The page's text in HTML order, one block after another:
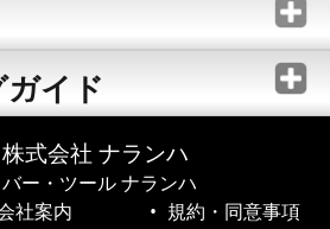
イド
株式会社 ナランハ
バー・ツール ナランハ
社案内 規約・同意事項